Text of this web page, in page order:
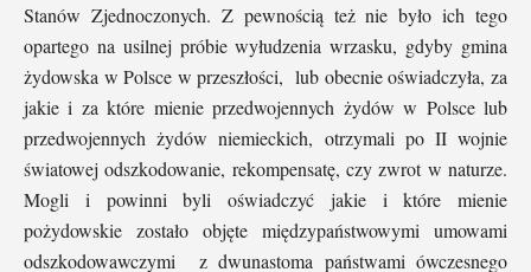
Stanów Zjednoczonych. Z pewnością też nie było ich tego
opartego na usilnej próbie wyłudzenia wrzasku, gdyby gmina
żydowska w Polsce w przeszłości, lub obecnie oświadczyła, za
jakie i za które mienie przedwojennych żydów w Polsce lub
przedwojennych żydów niemieckich, otrzymali po II wojnie
światowej odszkodowanie, rekompensatę, czy zwrot w naturze.
Mogli i powinni byli oświadczyć jakie i które mienie
pożydowskie zostało objęte międzypaństwowymi umowami
odszkodowawczymi z dwunastoma państwami ówczesnego